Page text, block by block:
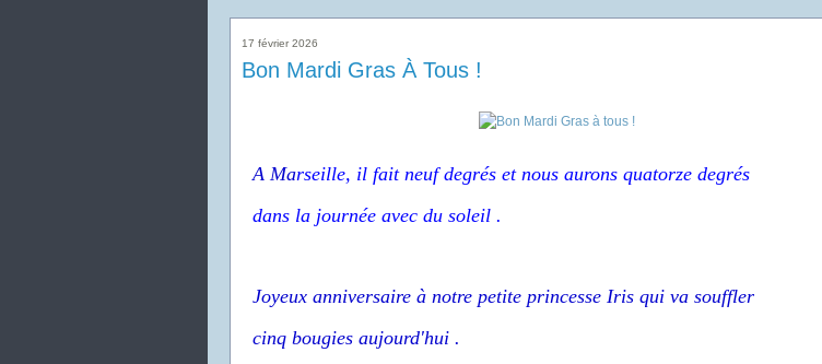
17 février 2026
Bon Mardi Gras À Tous !
A Marseille, il fait neuf degrés et nous aurons quatorze degrés
dans la journée avec du soleil .
Joyeux anniversaire à notre petite princesse Iris qui va souffler
cinq bougies aujourd'hui .